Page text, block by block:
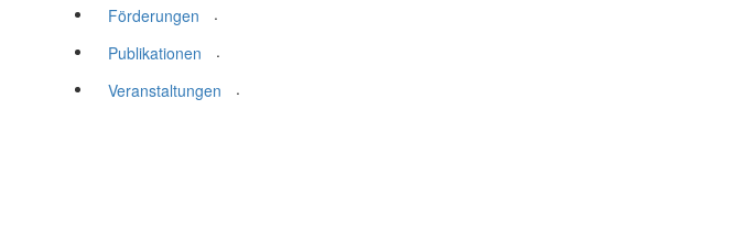
Förderungen
.
Publikationen
.
Veranstaltungen
.